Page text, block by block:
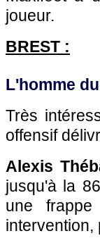
joueur.
BREST :
L'homme
Très
offensif
Alexis
jusqu'à la
une
intervention,